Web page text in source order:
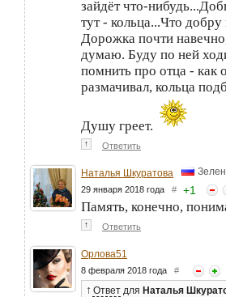
зайдёт что-
тут - кольца...Что добру
Дорожка почти
думаю. Буду по ней
помнить про отца - как
размачивал, кольца
Душу греет.
↑ Ответить
Наталья Шкуратова
29 января 2018 года # +1
Память, конечно,
↑ Ответить
Орлова51
8 февраля 2018 года #
↑ Ответ для Наталья